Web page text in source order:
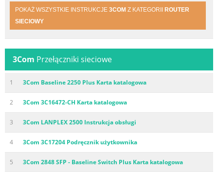
POKAŻ WSZYSTKIE INSTRUKCJE 3COM Z KATEGORII
ROUTER
SIECIOWY
3Com Przełączniki sieciowe
1 3Com Baseline 2250 Plus Karta katalogowa
2 3Com 3C16472-CH Karta katalogowa
3 3Com LANPLEX 2500 Instrukcja obsługi
4 3Com 3C17204 Podręcznik użytkownika
5 3Com 2848 SFP - Baseline Switch Plus Karta katalogowa